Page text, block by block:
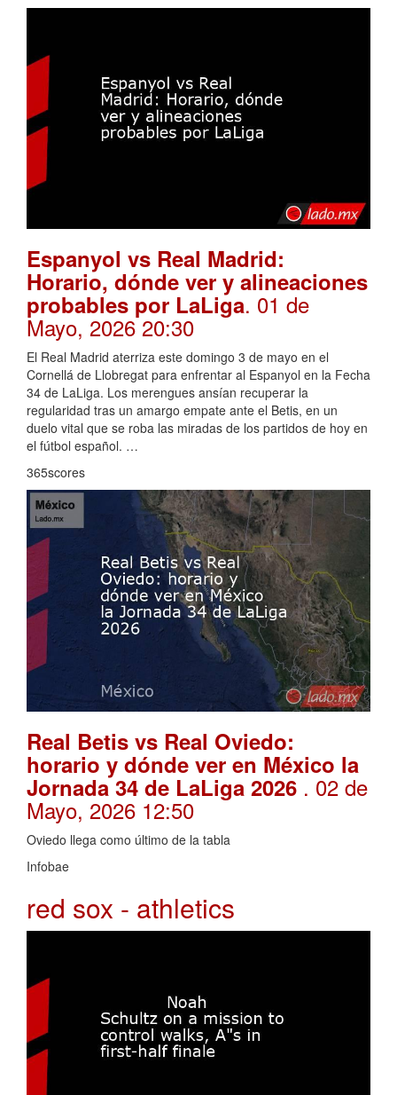
Espanyol vs Real Madrid:
Horario, dónde ver y alineaciones
probables por LaLiga. 01 de
Mayo, 2026 20:30
El Real Madrid aterriza este domingo 3 de mayo en el
Cornellá de Llobregat para enfrentar al Espanyol en la Fecha
34 de LaLiga. Los merengues ansían recuperar la
regularidad tras un amargo empate ante el Betis, en un
duelo vital que se roba las miradas de los partidos de hoy en
el fútbol español. …
365scores
Real Betis vs Real Oviedo:
horario y dónde ver en México la
Jornada 34 de LaLiga 2026 . 02 de
Mayo, 2026 12:50
Oviedo llega como último de la tabla
Infobae
red sox - athletics